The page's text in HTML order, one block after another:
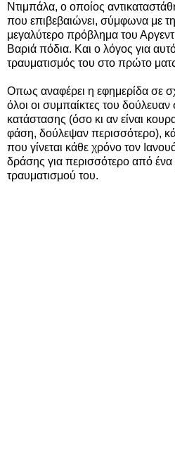
Ντιμπάλα, ο οποίος
που επιβεβαιώνει, σύμφωνα με
μεγαλύτερο πρόβλημα του
Βαριά πόδια. Και ο λόγος για
τραυματισμός του στο πρώτο
Οπως αναφέρει η εφημερίδα σε
όλοι οι συμπαίκτες του
κατάστασης (όσο κι αν είναι
φάση, δούλεψαν περισσότερο),
που γίνεται κάθε χρόνο τον
δράσης για περισσότερο από
τραυματισμού του.